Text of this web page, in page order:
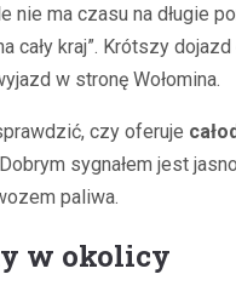
nie ma czasu na
cały kraj”. Krótszy
w stronę Wołomina.
czy oferuje
sygnałem jest
paliwa.
w okolicy